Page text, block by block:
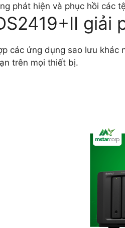
phát hiện và phục hồi các
giải
các ứng dụng sao lưu
trên mọi thiết bị.